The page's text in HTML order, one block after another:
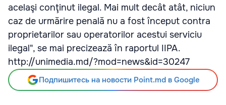
acelaşi conţinut ilegal. Mai mult decât atât, niciun
caz de urmărire penală nu a fost început contra
proprietarilor sau operatorilor acestui serviciu
ilegal", se mai precizează în raportul IIPA.
http://unimedia.md/?mod=news&id=30247
Подпишитесь на новости Point.md в Google